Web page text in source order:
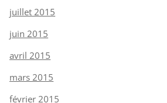
juillet 2015
juin 2015
avril 2015
mars 2015
février 2015